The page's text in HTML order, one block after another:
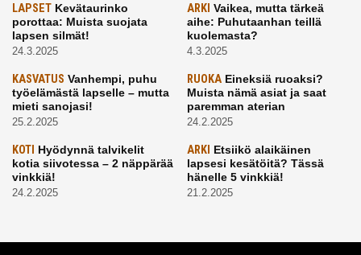
LAPSET Kevätaurinko
porottaa: Muista suojata
lapsen silmät!
24.3.2025
ARKI Vaikea, mutta tärkeä
aihe: Puhutaanhan teillä
kuolemasta?
4.3.2025
KASVATUS Vanhempi, puhu
työelämästä lapselle – mutta
mieti sanojasi!
25.2.2025
RUOKAEineksiä ruoaksi?
Muista nämä asiat ja saat
paremman aterian
24.2.2025
KOTI Hyödynnä talvikelit
kotia siivotessa – 2 näppärää
vinkkiä!
24.2.2025
ARKI Etsiikö alaikäinen
lapsesi kesätöitä? Tässä
hänelle 5 vinkkiä!
21.2.2025